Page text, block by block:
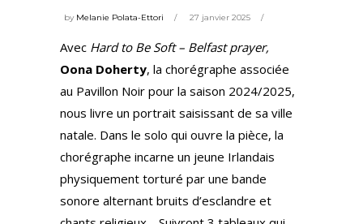
by Melanie Polata-Ettori 27 janvier 2025
Avec Hard to Be Soft – Belfast prayer,
Oona Doherty, la chorégraphe associée
au Pavillon Noir pour la saison 2024/2025,
nous livre un portrait saisissant de sa ville
natale. Dans le solo qui ouvre la pièce, la
chorégraphe incarne un jeune Irlandais
physiquement torturé par une bande
sonore alternant bruits d’esclandre et